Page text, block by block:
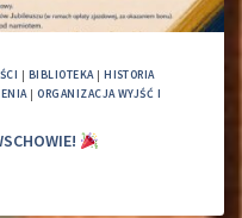
| BIBLIOTEKA |HISTORIA
|ORGANIZACJA WYJŚĆ I